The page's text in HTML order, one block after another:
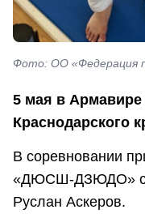
Фото: ОО «Федерация
5 мая в
Краснодарского
В соревновании
«ДЮСШ-ДЗЮДО»
Руслан Аскеров.